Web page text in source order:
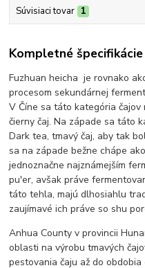
Súvisiaci tovar 1
Kompletné špecifikácie
Fuzhuan heicha je rovnako
procesom sekundárnej
V Číne sa táto kategória čajov
čierny čaj. Na západe sa táto
Dark tea, tmavý čaj, aby tak
sa na západe bežne chápe
jednoznačne najznámejším
pu'er, avšak práve
táto tehla, majú dlhosiahlu
zaujímavé ich práve so shu
Anhua County v provincii
oblasti na výrobu tmavých
pestovania čaju až do